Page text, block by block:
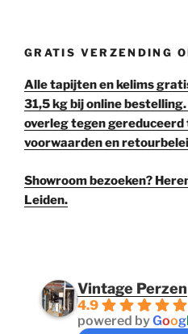
GRATIS VERZENDING
Alle tapijten en kelims
31,5 kg bij online
overleg tegen
voorwaarden en
Showroom bezoeken?
Leiden.
Vintage Perzen
4.9
powered byGoogl